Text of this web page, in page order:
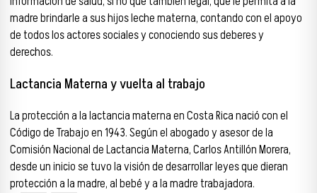
madre brindarle a sus hijos leche materna, contando con el apoyo
de todos los actores sociales y conociendo sus deberes y
derechos.
Lactancia Materna y vuelta al trabajo
La protección a la lactancia materna en Costa Rica nació con el
Código de Trabajo en 1943. Según el abogado y asesor de la
Comisión Nacional de Lactancia Materna, Carlos Antillón Morera,
desde un inicio se tuvo la visión de desarrollar leyes que dieran
protección a la madre, al bebé y a la madre trabajadora.